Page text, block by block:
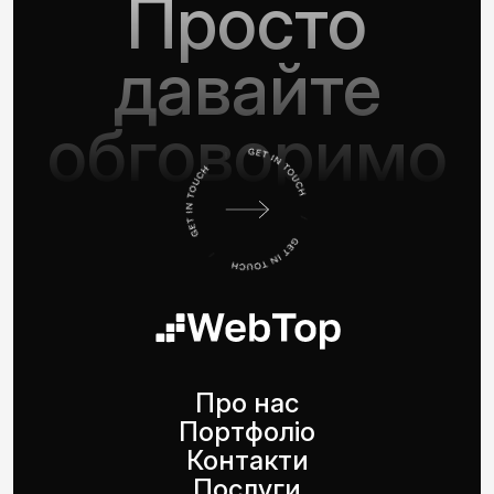
Просто
давайте
обговоримо
Про нас
Портфоліо
Контакти